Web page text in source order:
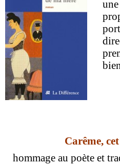
Carême,
hommage au poète et